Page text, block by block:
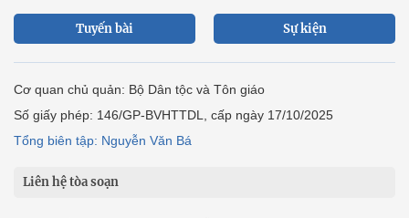
Tuyến bài Sự kiện
Cơ quan chủ quản: Bộ Dân tộc và Tôn giáo
Số giấy phép: 146/GP-BVHTTDL, cấp ngày 17/10/2025
Tổng biên tập: Nguyễn Văn Bá
Liên hệ tòa soạn